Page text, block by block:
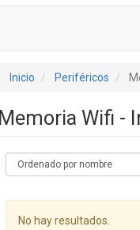
Inicio Periféricos
Memoria Wifi -
No hay resultados.